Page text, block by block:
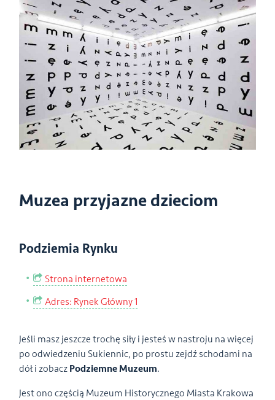
Muzea przyjazne dzieciom
Podziemia Rynku
Strona internetowa
Adres: Rynek Główny 1
Jeśli masz jeszcze trochę siły i jesteś w nastroju na więcej
po odwiedzeniu Sukiennic, po prostu zejdź schodami na
dół i zobacz Podziemne Muzeum.
Jest ono częścią Muzeum Historycznego Miasta Krakowa